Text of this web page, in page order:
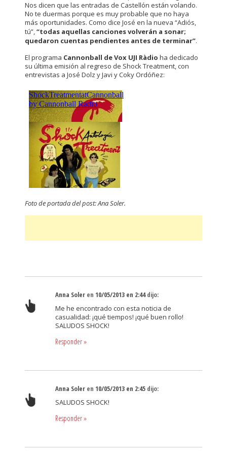
Nos dicen que las entradas de Castellón están volando.
No te duermas porque es muy probable que no haya
más oportunidades. Como dice José en la nueva “Adiós,
tú”,“todas aquellas canciones volverán a sonar;
quedaron cuentas pendientes antes de terminar”.
El programa Cannonball de Vox UJI Ràdio ha dedicado
su última emisión al regreso de Shock Treatment, con
entrevistas a José Dolz y Javi y Coky Ordóñez:
Foto de portada del post: Ana Soler.
Anna Soler en 10/05/2013 en 2:44 dijo:
Me he encontrado con esta noticia de
casualidad: ¡qué tiempos! ¡qué buen rollo!
SALUDOS SHOCK!
Responder»
Anna Soler en 10/05/2013 en 2:45 dijo:
SALUDOS SHOCK!
Responder»